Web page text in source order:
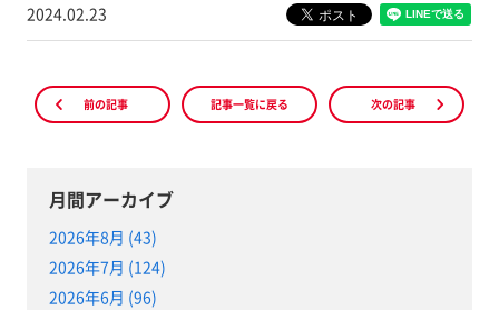
2024.02.23
前の記事 記事一覧に戻る 次の記事
月間アーカイブ
2026年8月 (43)
2026年7月 (124)
2026年6月 (96)